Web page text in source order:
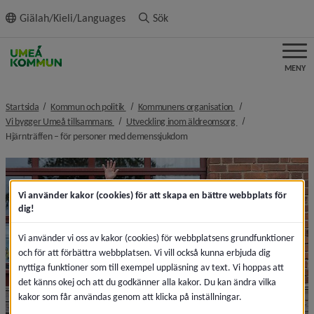
innehållet
Giälah/Kieli/Languages Sök
MENY
Startsida Kommun och politik nivå i brödsmulenavigeringen
Kommunens organisation nivå i
Vi bygger Umeå tillsammans nivå i brödsmulenavigeringen
Utveckling inom äldreomsorg nivå i
Hjärnträffen – för personer med demenssjukdomnivå i brödsmulenavigeringen
Vi använder kakor (cookies) för att skapa en bättre webbplats för
dig!
Vi använder vi oss av kakor (cookies) för webbplatsens grundfunktioner
och för att förbättra webbplatsen. Vi vill också kunna erbjuda dig
nyttiga funktioner som till exempel uppläsning av text. Vi hoppas att
det känns okej och att du godkänner alla kakor. Du kan ändra vilka
kakor som får användas genom att klicka på inställningar.